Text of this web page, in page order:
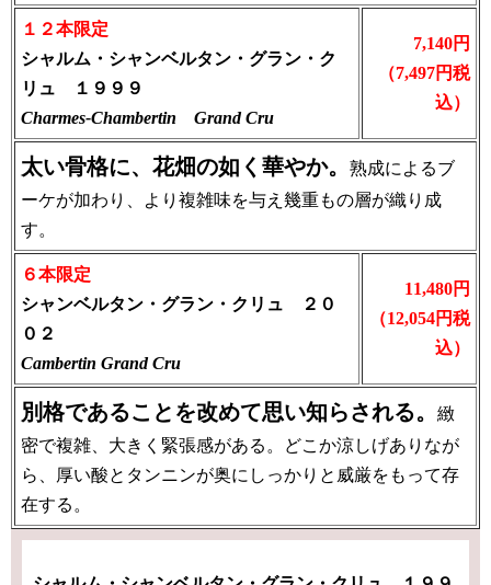
１２本限定
シャルム・シャンベルタン・グラン・ク
リュ １９９９
Charmes-Chambertin Grand Cru
7,140円
（7,497円税
込）
太い骨格に、花畑の如く華やか。
熟成によるブ
ーケが加わり、より複雑味を与え幾重もの層が織り成
す。
６本限定
シャンベルタン・グラン・クリュ ２０
０２
Cambertin Grand Cru
11,480円
（12,054円税
込）
別格であることを改めて思い知らされる。
緻
密で複雑、大きく緊張感がある。どこか涼しげありなが
ら、厚い酸とタンニンが奥にしっかりと威厳をもって存
在する。